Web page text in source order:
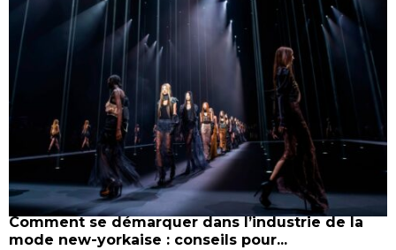
Comment se démarquer dans l’industrie de la
mode new-yorkaise : conseils pour...